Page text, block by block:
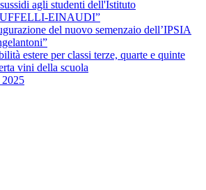
agli studenti dell'Istituto
EINAUDI”
del nuovo semenzaio dell’IPSIA
estere per classi terze, quarte e quinte
vini della scuola
2025